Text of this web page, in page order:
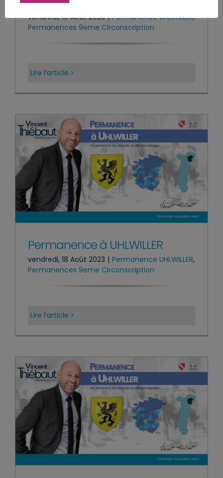
vendredi, 18 Août 2023 | Permanence UHLWILLER,
Permanences 9eme Circonscription
Lire l’article
Permanence à UHLWILLER
vendredi, 18 Août 2023 | Permanence UHLWILLER,
Permanences 9eme Circonscription
Lire l’article